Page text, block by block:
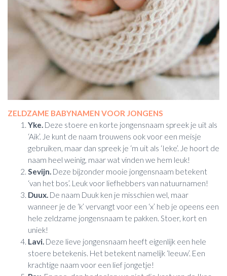
ZELDZAME BABYNAMEN VOOR JONGENS
Yke. Deze stoere en korte jongensnaam spreek je uit als
‘Aik’. Je kunt de naam trouwens ook voor een meisje
gebruiken, maar dan spreek je ‘m uit als ‘Ieke’. Je hoort de
naam heel weinig, maar wat vinden we hem leuk!
Sevijn. Deze bijzonder mooie jongensnaam betekent
‘van het bos’. Leuk voor liefhebbers van natuurnamen!
Duux. De naam Duuk ken je misschien wel, maar
wanneer je de ‘k’ vervangt voor een ‘x’ heb je opeens een
hele zeldzame jongensnaam te pakken. Stoer, kort en
uniek!
Lavi. Deze lieve jongensnaam heeft eigenlijk een hele
stoere betekenis. Het betekent namelijk ‘leeuw’. Een
krachtige naam voor een lief jongetje!